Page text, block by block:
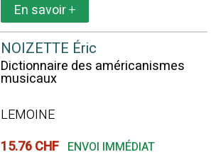
En savoir+
NOIZETTE Éric
Dictionnaire des américanismes
musicaux
LEMOINE
15.76 CHF ENVOI IMMÉDIAT